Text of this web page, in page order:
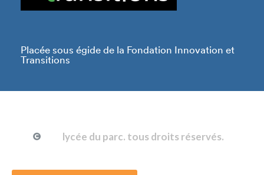
Placée sous égide de la Fondation Innovation et
Transitions
lycée du parc. tous droits réservés.